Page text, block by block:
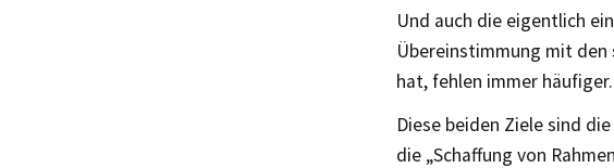
Und auch die eigentlich
Übereinstimmung mit
hat, fehlen immer häufiger.
Diese beiden Ziele sind
die „Schaffung von